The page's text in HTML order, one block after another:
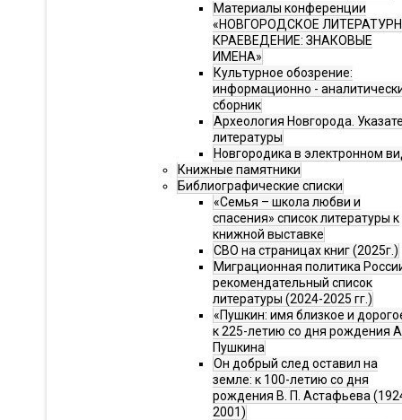
Материалы конференции
«НОВГОРОДСКОЕ
КРАЕВЕДЕНИЕ: ЗНАКОВЫЕ
ИМЕНА»
Культурное обозрение:
информационно -
сборник
Археология Новгорода.
литературы
Новгородика в электронном
Книжные памятники
Библиографические списки
«Семья – школа любви и
спасения» список литературы к
книжной выставке
СВО на страницах книг (2025г.)
Миграционная политика
рекомендательный список
литературы (2024-2025 гг.)
«Пушкин: имя близкое и
к 225-летию со дня рождения
Пушкина
Он добрый след оставил на
земле: к 100-летию со дня
рождения В. П. Астафьева
2001)